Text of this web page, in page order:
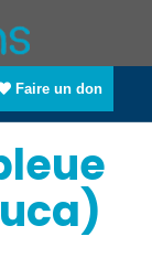
Faire un don